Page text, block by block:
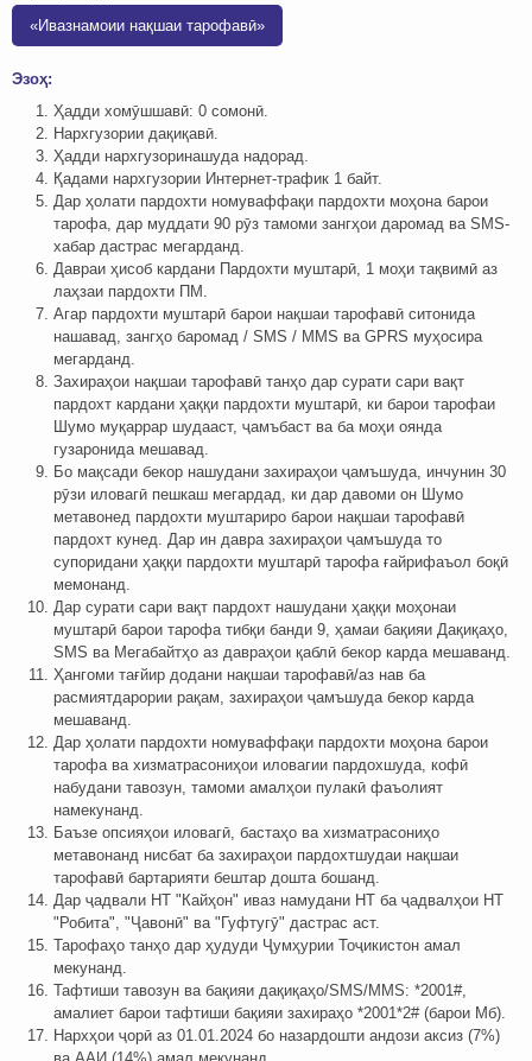
«Ивазнамоии нақшаи тарофавӣ»
Эзоҳ:
Ҳадди хомӯшшавӣ: 0 сомонӣ.
Нархгузории дақиқавӣ.
Ҳадди нархгузоринашуда надорад.
Қадами нархгузории Интернет-трафик 1 байт.
Дар ҳолати пардохти номуваффақи пардохти моҳона барои
тарофа, дар муддати 90 рӯз тамоми зангҳои даромад ва SMS-
хабар дастрас мегарданд.
Давраи ҳисоб кардани Пардохти муштарӣ, 1 моҳи тақвимӣ аз
лаҳзаи пардохти ПМ.
Агар пардохти муштарӣ барои нақшаи тарофавӣ ситонида
нашавад, зангҳо баромад / SMS / MMS ва GPRS муҳосира
мегарданд.
Захираҳои нақшаи тарофавӣ танҳо дар сурати сари вақт
пардохт кардани ҳаққи пардохти муштарӣ, ки барои тарофаи
Шумо муқаррар шудааст, ҷамъбаст ва ба моҳи оянда
гузаронида мешавад.
Бо мақсади бекор нашудани захираҳои ҷамъшуда, инчунин 30
рӯзи иловагӣ пешкаш мегардад, ки дар давоми он Шумо
метавонед пардохти муштариро барои нақшаи тарофавӣ
пардохт кунед. Дар ин давра захираҳои ҷамъшуда то
супоридани ҳаққи пардохти муштарӣ тарофа ғайрифаъол боқӣ
мемонанд.
Дар сурати сари вақт пардохт нашудани ҳаққи моҳонаи
муштарӣ барои тарофа тибқи банди 9, ҳамаи бақияи Дақиқаҳо,
SMS ва Мегабайтҳо аз давраҳои қаблӣ бекор карда мешаванд.
Ҳангоми тағйир додани нақшаи тарофавӣ/аз нав ба
расмиятдарории рақам, захираҳои ҷамъшуда бекор карда
мешаванд.
Дар ҳолати пардохти номуваффақи пардохти моҳона барои
тарофа ва хизматрасониҳои иловагии пардохшуда, кофӣ
набудани тавозун, тамоми амалҳои пулакӣ фаъолият
намекунанд.
Баъзе опсияҳои иловагӣ, бастаҳо ва хизматрасониҳо
метавонанд нисбат ба захираҳои пардохтшудаи нақшаи
тарофавӣ бартарияти бештар дошта бошанд.
Дар ҷадвали НТ "Кайҳон" иваз намудани НТ ба ҷадвалҳои НТ
"Робита", "Ҷавонӣ" ва "Гуфтугӯ" дастрас аст.
Тарофаҳо танҳо дар ҳудуди Ҷумҳурии Тоҷикистон амал
мекунанд.
Тафтиши тавозун ва бақияи дақиқаҳо/SMS/MMS: *2001#,
амалиет барои тафтиши бақияи захираҳо *2001*2# (барои Мб).
Нархҳои ҷорӣ аз 01.01.2024 бо назардошти андози аксиз (7%)